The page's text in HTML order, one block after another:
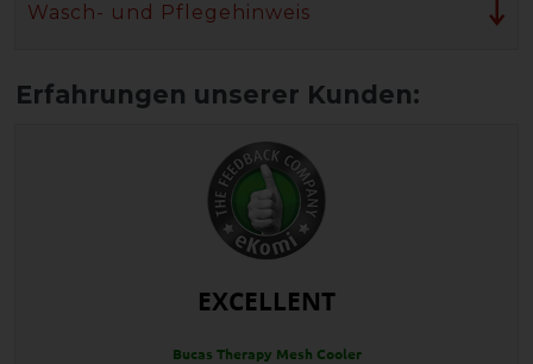
Wasch- und Pflegehinweis
EXCELLENT
Bucas Therapy Mesh Cooler